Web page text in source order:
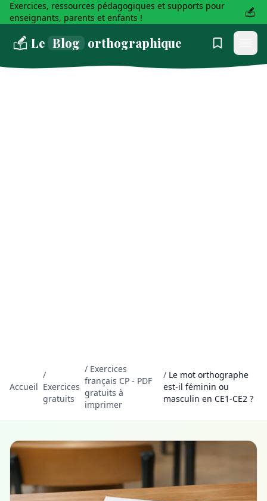
Exercices, ressources pédagogiques et supports pour
enseignants, parents et enfants !
Le Blog orthographique
Accueil
/
Exercices
gratuits
/ Exercices
français CP - PDF
gratuits à
imprimer
/ Le mot orthographe
est-il féminin ou
masculin en CE1-CE2 ?